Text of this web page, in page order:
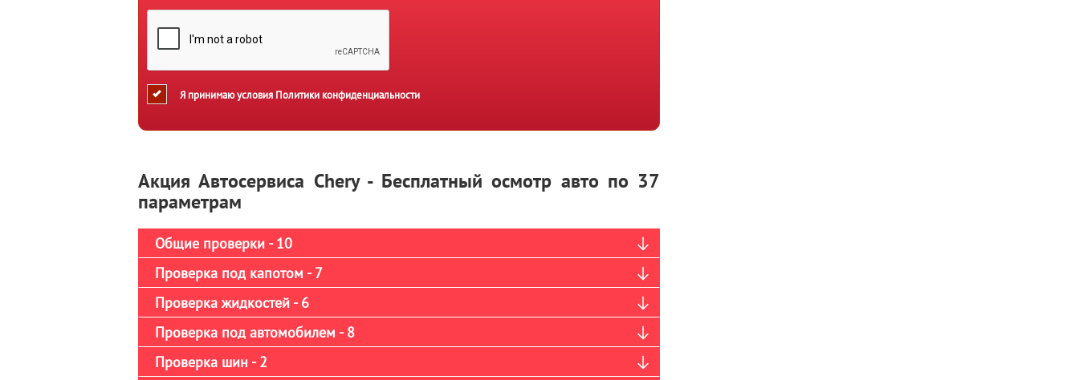
Я принимаю условия Политики конфиденциальности
Акция Автосервиса Chery - Бесплатный осмотр авто по 37
параметрам
Общие проверки - 10
Проверка под капотом - 7
Проверка жидкостей - 6
Проверка под автомобилем - 8
Проверка шин - 2